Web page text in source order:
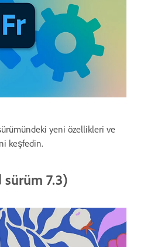
yeni özellikleri ve
keşfedin.
sürüm 7.3)